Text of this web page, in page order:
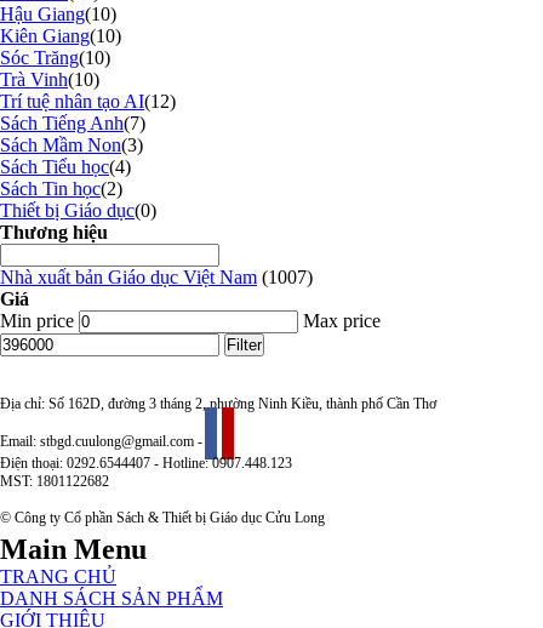
Hậu Giang(10)
Kiên Giang(10)
Sóc Trăng(10)
Trà Vinh(10)
Trí tuệ nhân tạo AI(12)
Sách Tiếng Anh(7)
Sách Mầm Non(3)
Sách Tiểu học(4)
Sách Tin học(2)
Thiết bị Giáo dục(0)
Thương hiệu
Nhà xuất bản Giáo dục Việt Nam (1007)
Giá
Min price
Max price
Filter
Địa chỉ: Số 162D, đường 3 tháng 2, phường Ninh Kiều, thành phố Cần Thơ
Email: stbgd.cuulong@gmail.com -
Điện thoại: 0292.6544407 - Hotline: 0907.448.123
MST: 1801122682
© Công ty Cổ phần Sách & Thiết bị Giáo dục Cửu Long
Main Menu
TRANG CHỦ
DANH SÁCH SẢN PHẨM
GIỚI THIỆU